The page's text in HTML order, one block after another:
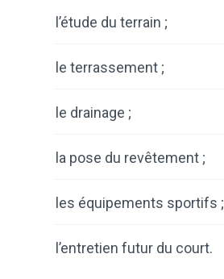
l’étude du terrain ;
le terrassement ;
le drainage ;
la pose du revêtement ;
les équipements sportifs ;
l’entretien futur du court.